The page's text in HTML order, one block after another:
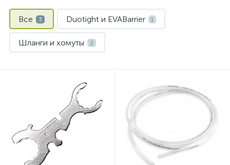
Все 3 Duotight и EVABarrier 1
Шланги и хомуты 2